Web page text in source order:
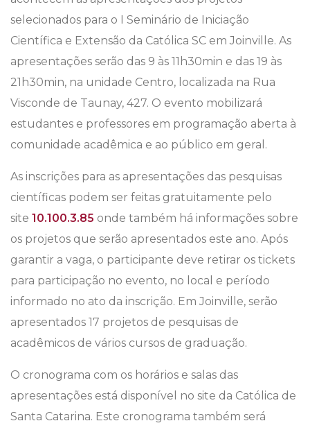
selecionados para o I Seminário de Iniciação
Científica e Extensão da Católica SC em Joinville. As
apresentações serão das 9 às 11h30min e das 19 às
21h30min, na unidade Centro, localizada na Rua
Visconde de Taunay, 427. O evento mobilizará
estudantes e professores em programação aberta à
comunidade acadêmica e ao público em geral.
As inscrições para as apresentações das pesquisas
científicas podem ser feitas gratuitamente pelo
site 10.100.3.85 onde também há informações sobre
os projetos que serão apresentados este ano. Após
garantir a vaga, o participante deve retirar os tickets
para participação no evento, no local e período
informado no ato da inscrição. Em Joinville, serão
apresentados 17 projetos de pesquisas de
acadêmicos de vários cursos de graduação.
O cronograma com os horários e salas das
apresentações está disponível no site da Católica de
Santa Catarina. Este cronograma também será